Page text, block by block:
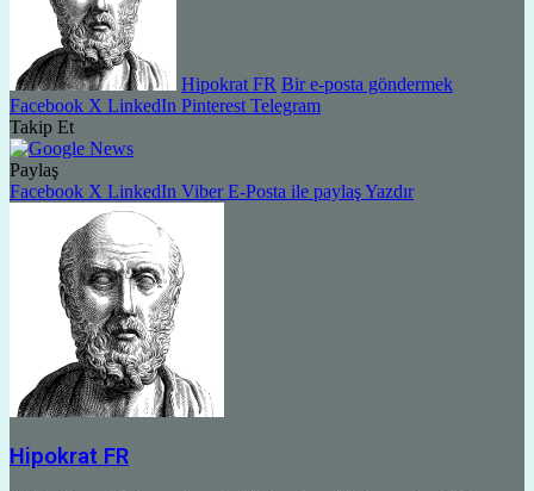
Hipokrat FR Bir e-posta göndermek
Facebook X LinkedIn Pinterest Telegram
Takip Et
Paylaş
Facebook X LinkedIn Viber E-Posta ile paylaşYazdır
Hipokrat FR